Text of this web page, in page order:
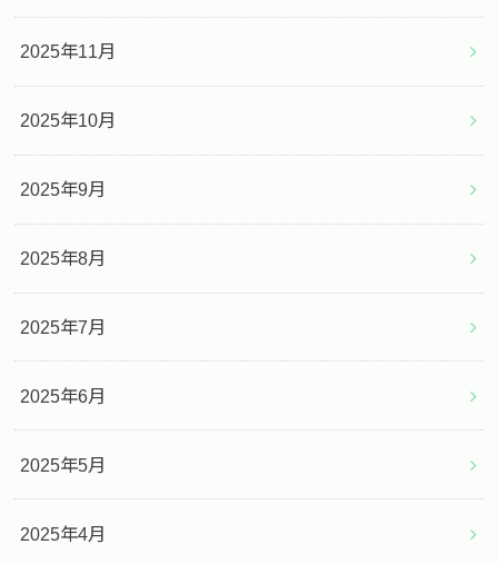
2025年11月
2025年10月
2025年9月
2025年8月
2025年7月
2025年6月
2025年5月
2025年4月